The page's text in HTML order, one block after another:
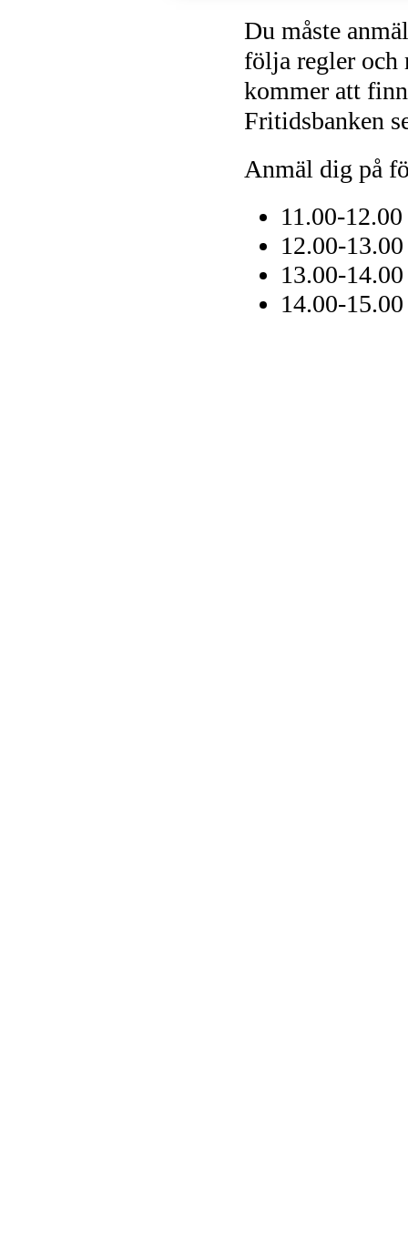
Du måste
följa regler och
kommer att
Fritidsbanken
Anmäl dig på
11.00-12.00
12.00-13.00
13.00-14.00
14.00-15.00